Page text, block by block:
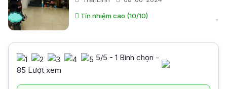
Tín nhiệm cao (10/10)
5/5 - 1 Bình chọn -
85 Lượt xem